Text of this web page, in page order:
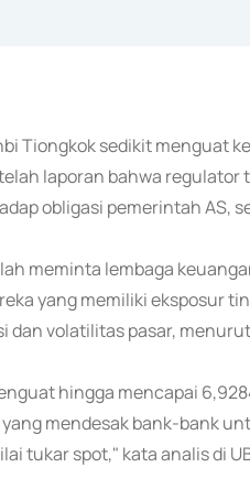
Tiongkok sedikit menguat
laporan bahwa
obligasi pemerintah AS,
meminta lembaga
yang memiliki eksposur
dan volatilitas pasar,
hingga mencapai
mendesak bank-bank
tukar spot," kata analis di